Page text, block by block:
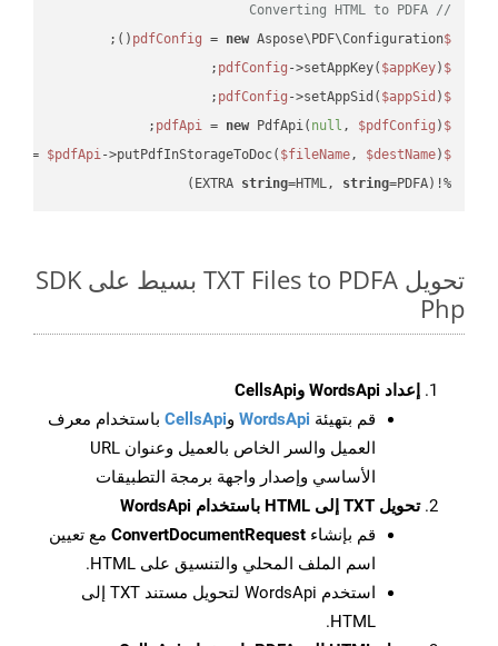
// Converting HTML to PDFA
$pdfConfig
= new Aspose\PDF\Configuration();
$pdfConfig
->setAppKey( $appKey);
$pdfConfig
->setAppSid( $appSid );
$pdfApi
= new PdfApi( null , $pdfConfig );
$response
= $pdfApi->putPdfInStorageToDoc( $fileName, $destName
%!(EXTRA
string=HTML, string=PDFA)
تحويل TXT Files to PDFA بسيط على SDK
Php
إعداد WordsApi وCellsApi
قم بتهيئة WordsApi وCellsApi باستخدام معرف
العميل والسر الخاص بالعميل وعنوان URL
الأساسي وإصدار واجهة برمجة التطبيقات
تحويل TXT إلى HTML باستخدام WordsApi
قم بإنشاء ConvertDocumentRequest مع تعيين
اسم الملف المحلي والتنسيق على HTML.
استخدم WordsApi لتحويل مستند TXT إلى
HTML.